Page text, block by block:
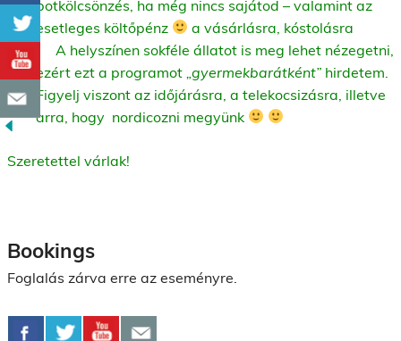
botkölcsönzés, ha még nincs sajátod – valamint az
esetleges költőpénz
a vásárlásra, kóstolásra
A helyszínen sokféle állatot is meg lehet nézegetni,
ezért ezt a programot „gyermekbarátként” hirdetem.
Figyelj viszont az időjárásra, a telekocsizásra, illetve
arra, hogy nordicozni megyünk
Szeretettel várlak!
Bookings
Foglalás zárva erre az eseményre.